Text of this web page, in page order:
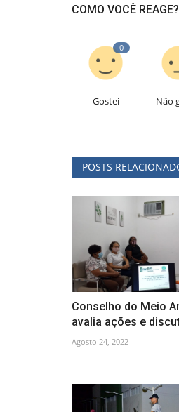
COMO VOCÊ REAGE?
0
Gostei Não
POSTS
Conselho do Meio
avalia ações e
Agosto 24, 2022